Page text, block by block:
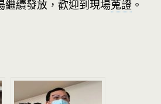
繼續發放，歡迎到現場蒐證 。